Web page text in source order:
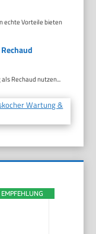
echte Vorteile bieten
Rechaud nutzen...
Wartung &
EMPFEHLUNG